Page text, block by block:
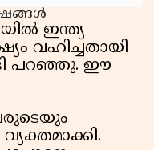
ഇന്ത്യ
വഹിച്ചതായി
പറഞ്ഞു. ഈ